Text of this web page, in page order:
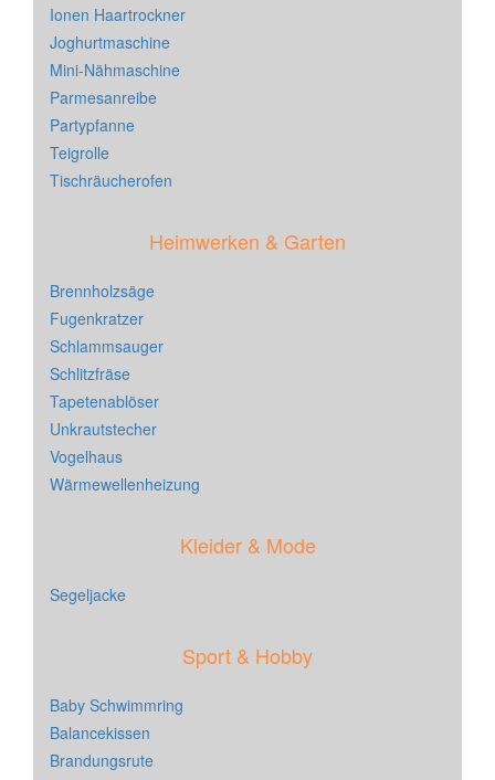
Ionen Haartrockner
Joghurtmaschine
Mini-Nähmaschine
Parmesanreibe
Partypfanne
Teigrolle
Tischräucherofen
Heimwerken & Garten
Brennholzsäge
Fugenkratzer
Schlammsauger
Schlitzfräse
Tapetenablöser
Unkrautstecher
Vogelhaus
Wärmewellenheizung
Kleider & Mode
Segeljacke
Sport & Hobby
Baby Schwimmring
Balancekissen
Brandungsrute